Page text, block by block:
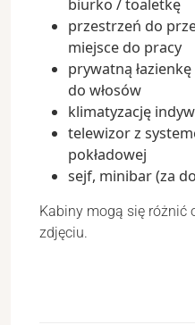
biurko / toaletkę
przestrzeń do
miejsce do pracy
prywatną
do włosów
klimatyzację
telewizor z
pokładowej
sejf, minibar (za
Kabiny mogą się różnić
zdjęciu.